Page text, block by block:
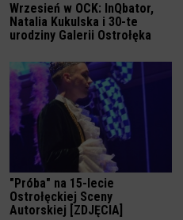
Wrzesień w OCK: InQbator,
Natalia Kukulska i 30-te
urodziny Galerii Ostrołęka
"Próba" na 15-lecie
Ostrołęckiej Sceny
Autorskiej [ZDJĘCIA]